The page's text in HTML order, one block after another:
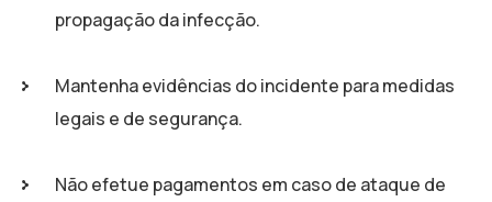
propagação da infecção.
Mantenha evidências do incidente para medidas
legais e de segurança.
Não efetue pagamentos em caso de ataque de